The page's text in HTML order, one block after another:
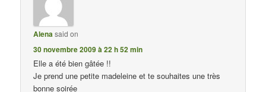
Alenasaid on
30 novembre 2009 à 22 h 52 min
Elle a été bien gâtée !!
Je prend une petite madeleine et te souhaites une très
bonne soirée